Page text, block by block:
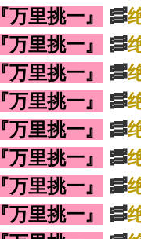
『万里挑一』 🥓
『万里挑一』 🥓
『万里挑一』 🥓
『万里挑一』 🥓
『万里挑一』 🥓
『万里挑一』 🥓
『万里挑一』 🥓
『万里挑一』 🥓